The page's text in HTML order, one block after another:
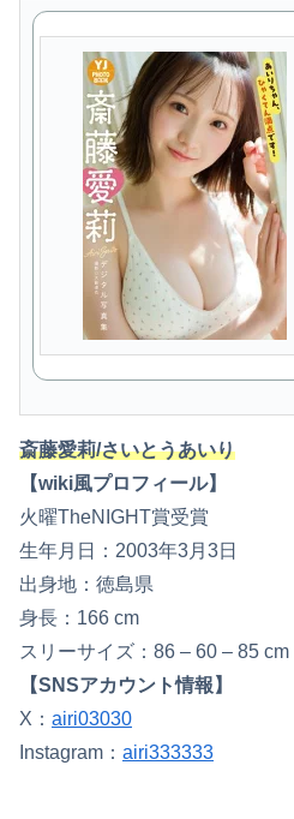
斎藤愛莉/さいとうあいり
【wiki風プロフィール】
火曜TheNIGHT賞受賞
生年月日：2003年3月3日
出身地：徳島県
身長：166 cm
スリーサイズ：86 – 60 – 85 cm
【SNSアカウント情報】
X： airi03030
Instagram： airi333333